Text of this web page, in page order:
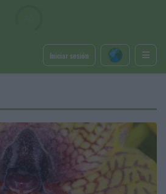
Iniciar sesión